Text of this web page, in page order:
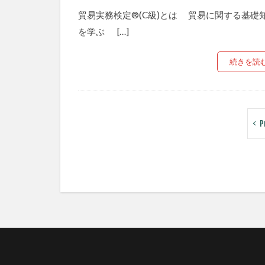
貿易実務検定®(C級)とは 貿易に関する基礎
を学ぶ […]
続きを読